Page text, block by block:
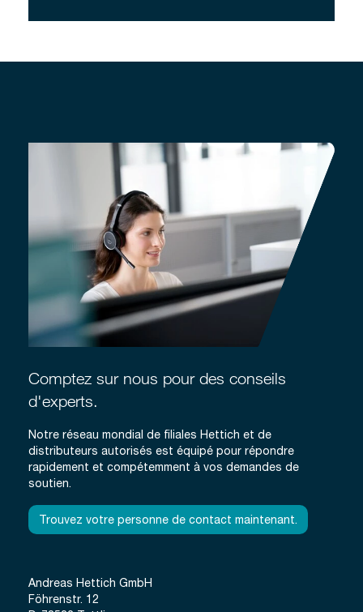
Comptez sur nous pour des conseils
d'experts.
Notre réseau mondial de filiales Hettich et de
distributeurs autorisés est équipé pour répondre
rapidement et compétemment à vos demandes de
soutien.
Trouvez votre personne de contact maintenant.
Andreas Hettich GmbH
Föhrenstr. 12